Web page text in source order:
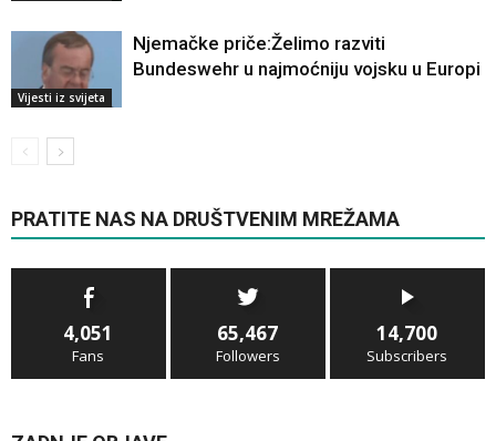
Vijesti iz svijeta
Njemačke priče:Želimo razviti
Bundeswehr u najmoćniju vojsku u Europi
PRATITE NAS NA DRUŠTVENIM MREŽAMA
4,051
Fans
65,467
Followers
14,700
Subscribers